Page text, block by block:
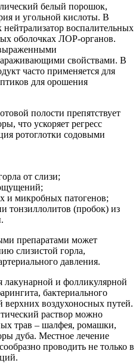
белый порошок,
и угольной кислоты. В
воспалительных
оболочках ЛОР-органов.
свойствами. В
часто применяется для
для орошения
полости препятствует
что ускоряет регресс
ротоглотки содовыми
от слизи;
и микробных патогенов;
тонзиллолитов (пробок) из
препаратами может
слизистой горла,
давления.
лакунарной и фолликулярной
бактериального
верхних воздухоносных путей.
раствор можно
трав – шалфея, ромашки,
дуба. Местное лечение
проводить не только в